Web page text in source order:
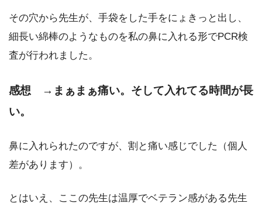
その穴から先生が、手袋をした手をにょきっと出し、
細長い綿棒のようなものを私の鼻に入れる形でPCR検
査が行われました。
感想 →まぁまぁ痛い。そして入れてる時間が長
い。
鼻に入れられたのですが、割と痛い感じでした（個人
差があります）。
とはいえ、ここの先生は温厚でベテラン感がある先生